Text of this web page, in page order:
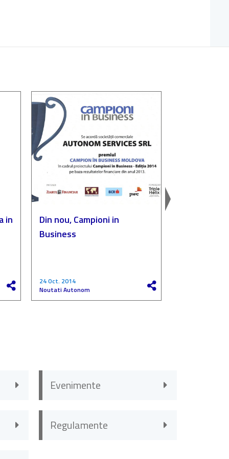
in
Din nou, Campioni in
Business
24 Oct. 2014
Noutati Autonom
Evenimente
Regulamente